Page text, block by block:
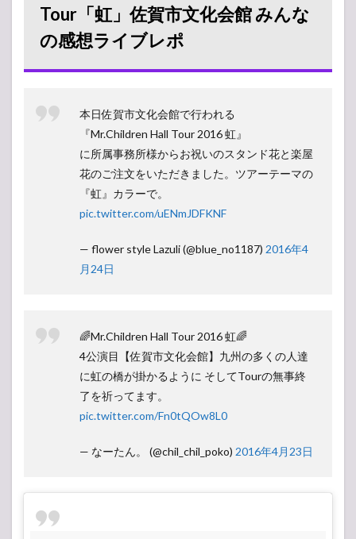
会館 みんな
の感想ライ
ブレポ
化会館 セ
ットリス
Tour「虹」佐賀市文化会館 みんな
の感想ライブレポ
本日佐賀市文化会館で行われる
『Mr.Children Hall Tour 2016 虹』
に所属事務所様からお祝いのスタンド花と楽屋
花のご注文をいただきました。ツアーテーマの
『虹』カラーで。
pic.twitter.com/uENmJDFKNF
— flower style Lazuli (@blue_no1187) 2016年4
月24日
🌈Mr.Children Hall Tour 2016 虹🌈
4公演目【佐賀市文化会館】九州の多くの人達
に虹の橋が掛かるように そしてTourの無事終
了を祈ってます。
pic.twitter.com/Fn0tQOw8L0
— なーたん。 (@chil_chil_poko) 2016年4月23日